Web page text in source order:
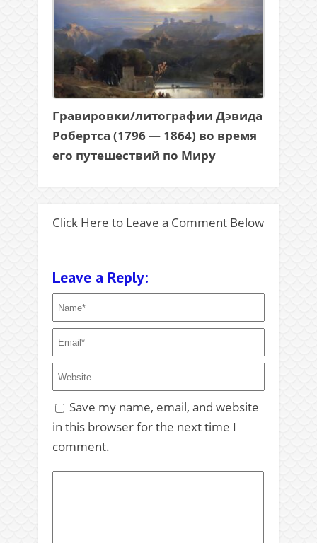
Гравировки/литографии Дэвида
Робертса (1796 — 1864) во время
его путешествий по Миру
Click Here to Leave a Comment Below
Leave a Reply:
Save my name, email, and website
in this browser for the next time I
comment.